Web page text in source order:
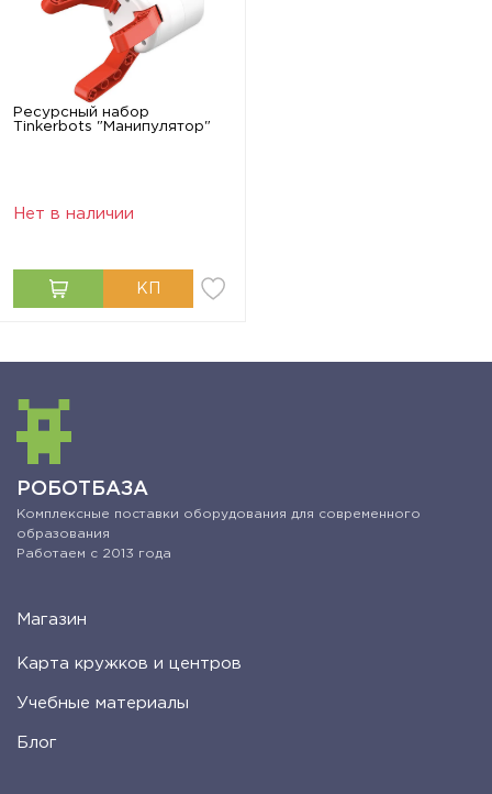
Ресурсный набор
Tinkerbots "Манипулятор"
Нет в наличии
РОБОТБАЗА
Комплексные поставки оборудования для современного
образования
Работаем с 2013 года
Магазин
Карта кружков и центров
Учебные материалы
Блог